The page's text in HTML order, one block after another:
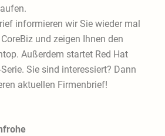
informieren wir Sie wieder mal
und zeigen Ihnen den
Außerdem startet Red Hat
Sie sind interessiert? Dann
aktuellen Firmenbrief!